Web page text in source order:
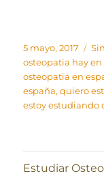
Publicado
el
5 mayo, 2017
osteopatia hay
osteopatia en
españa,quiero
estoy estudiando
Estudiar